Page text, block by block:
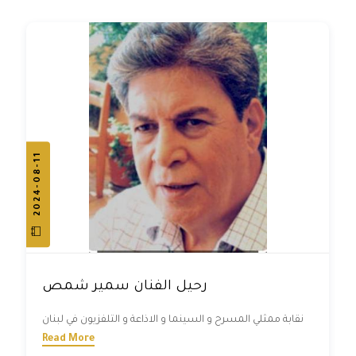
2024-08-11
رحيل الفنان سمير شمص
نقابة ممثلي المسرح و السينما و الاذاعة و التلفزيون في لبنان
Read More